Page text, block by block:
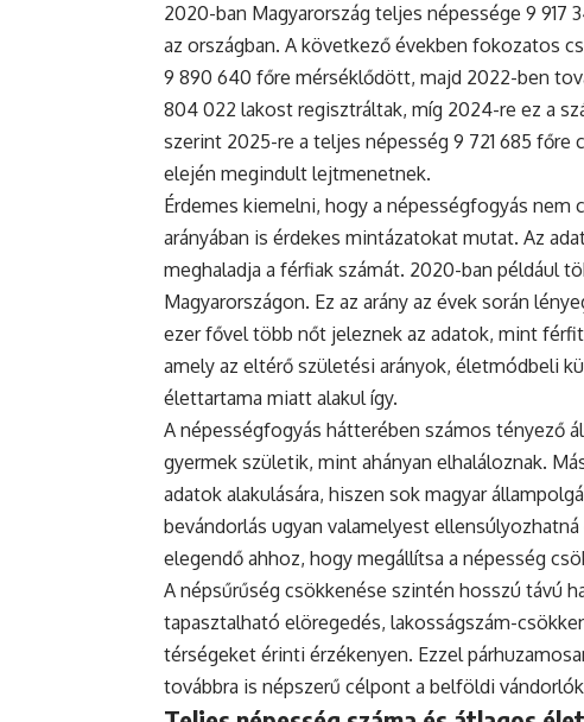
2020-ban Magyarország teljes népessége 9
az országban. A következő években fokozatos
9 890 640 főre mérséklődött, majd 2022-ben
804 022 lakost regisztráltak, míg 2024-re ez a
szerint 2025-re a teljes népesség 9 721 685
elején megindult lejtmenetnek.
Érdemes kiemelni, hogy a népességfogyás nem
arányában is érdekes mintázatokat mutat. Az
meghaladja a férfiak számát. 2020-ban például
Magyarországon. Ez az arány az évek során
ezer fővel több nőt jeleznek az adatok, mint
amely az eltérő születési arányok, életmódbeli
élettartama miatt alakul így.
A népességfogyás hátterében számos tényező
gyermek születik, mint ahányan elhaláloznak.
adatok alakulására, hiszen sok magyar
bevándorlás ugyan valamelyest
elegendő ahhoz, hogy megállítsa a népesség
A népsűrűség csökkenése szintén hosszú távú
tapasztalható elöregedés, lakosságszám-
térségeket érinti érzékenyen. Ezzel
továbbra is népszerű célpont a belföldi